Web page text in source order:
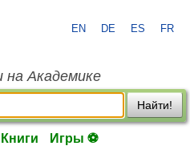
EN DE ES FR
на Академике
Найти!
Книги Игры ⚽